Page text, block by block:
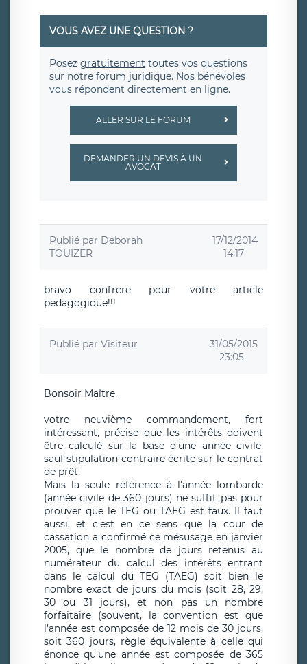
VOUS AVEZ UNE QUESTION ?
Posez gratuitement toutes vos questions
sur notre forum juridique. Nos bénévoles
vous répondent directement en ligne.
ALLER SUR LE FORUM
DEMANDER UN DEVIS À UN
AVOCAT
Publié par Deborah
TOUIZER
17/12/2014
14:17
bravo confrere pour votre article
pedagogique!!!
Publié par Visiteur
31/05/2015
23:05
Bonsoir Maître,
votre neuvième commandement, fort
intéressant, précise que les intérêts doivent
être calculé sur la base d'une année civile,
sauf stipulation contraire écrite sur le contrat
de prêt.
Mais la seule référence à l'année lombarde
(année civile de 360 jours) ne suffit pas pour
prouver que le TEG ou TAEG est faux. Il faut
aussi, et c'est en ce sens que la cour de
cassation a confirmé ce mésusage en janvier
2005, que le nombre de jours retenus au
numérateur du calcul des intérêts entrant
dans le calcul du TEG (TAEG) soit bien le
nombre exact de jours du mois (soit 28, 29,
30 ou 31 jours), et non pas un nombre
forfaitaire (souvent, la convention est que
l'année est composée de 12 mois de 30 jours,
soit 360 jours, règle équivalente à celle qui
énonce qu'une année est composée de 365